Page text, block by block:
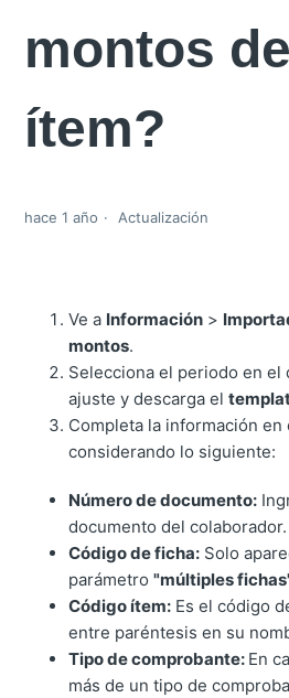
montos
ítem?
hace 1 año Actualización
Ve a Información >
montos.
Selecciona el periodo en el
ajuste y descarga el
Completa la información en
considerando lo siguiente:
Número de documento:
documento del colaborador.
Código de ficha: Solo
parámetro"múltiples
Código ítem: Es el código
entre paréntesis en su
Tipo de comprobante: En
más de un tipo de